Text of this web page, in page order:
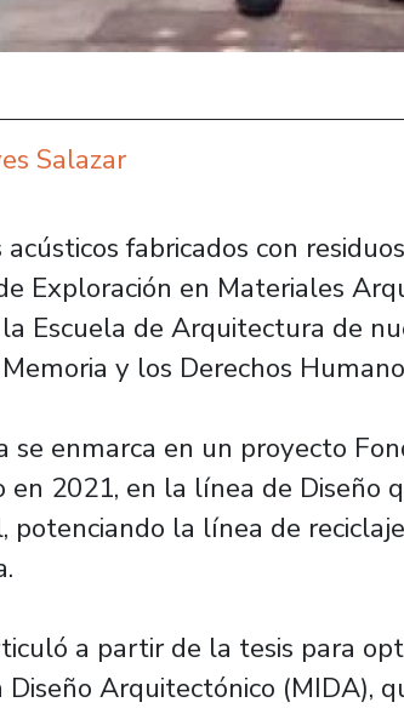
Salazar
acústicos fabricados con
Exploración en Materiales
Escuela de Arquitectura de
y los Derechos
se enmarca en un proyecto
en 2021, en la línea de Diseño
potenciando la línea de
a partir de la tesis para
Diseño Arquitectónico (MIDA),